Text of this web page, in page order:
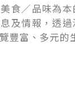
食／品味為
及情報，透
豐富、多元的